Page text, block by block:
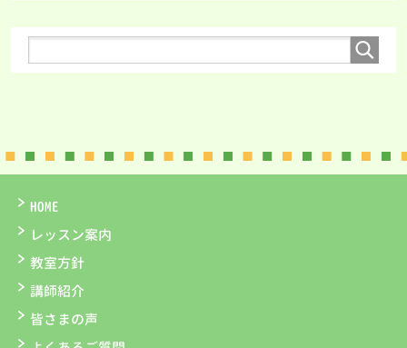
HOME
レッスン案内
教室方針
講師紹介
皆さまの声